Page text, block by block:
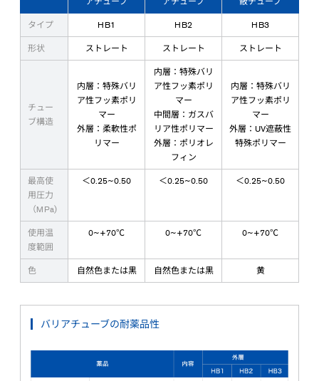
タイプ HB1 HB2 HB3
形状 ストレート ストレート ストレート
チュー
ブ構造
内層：特殊バリ
ア性フッ素ポリ
マー
外層：柔軟性ポ
リマー
内層：特殊バリ
ア性フッ素ポリ
マー
中間層：ガスバ
リア性ポリマー
外層：ポリオレ
フィン
内層：特殊バリ
ア性フッ素ポリ
マー
外層：UV遮蔽性
特殊ポリマー
最高使
用圧力
（MPa)
＜0.25~0.50 ＜0.25~0.50 ＜0.25~0.50
使用温
度範囲
0~+70℃ 0~+70℃ 0~+70℃
色 自然色または黒 自然色または黒 黄
バリアチューブの耐薬品性